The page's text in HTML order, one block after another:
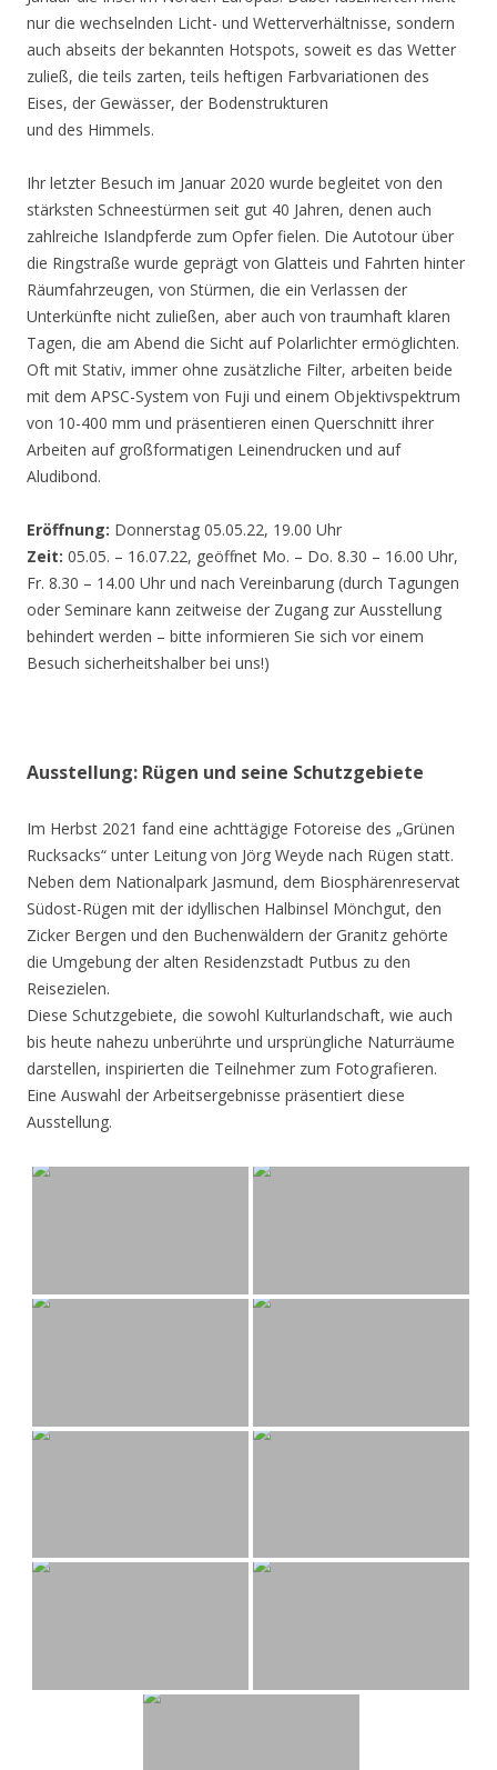
nur die wechselnden Licht- und Wetterverhältnisse, sondern
auch abseits der bekannten Hotspots, soweit es das Wetter
zuließ, die teils zarten, teils heftigen Farbvariationen des
Eises, der Gewässer, der Bodenstrukturen
und des Himmels.
Ihr letzter Besuch im Januar 2020 wurde begleitet von den
stärksten Schneestürmen seit gut 40 Jahren, denen auch
zahlreiche Islandpferde zum Opfer fielen. Die Autotour über
die Ringstraße wurde geprägt von Glatteis und Fahrten hinter
Räumfahrzeugen, von Stürmen, die ein Verlassen der
Unterkünfte nicht zuließen, aber auch von traumhaft klaren
Tagen, die am Abend die Sicht auf Polarlichter ermöglichten.
Oft mit Stativ, immer ohne zusätzliche Filter, arbeiten beide
mit dem APSC-System von Fuji und einem Objektivspektrum
von 10-400 mm und präsentieren einen Querschnitt ihrer
Arbeiten auf großformatigen Leinendrucken und auf
Aludibond.
Eröffnung: Donnerstag 05.05.22, 19.00 Uhr
Zeit: 05.05. – 16.07.22, geöffnet Mo. – Do. 8.30 – 16.00 Uhr,
Fr. 8.30 – 14.00 Uhr und nach Vereinbarung (durch Tagungen
oder Seminare kann zeitweise der Zugang zur Ausstellung
behindert werden – bitte informieren Sie sich vor einem
Besuch sicherheitshalber bei uns!)
Ausstellung: Rügen und seine Schutzgebiete
Im Herbst 2021 fand eine achttägige Fotoreise des „Grünen
Rucksacks“ unter Leitung von Jörg Weyde nach Rügen statt.
Neben dem Nationalpark Jasmund, dem Biosphärenreservat
Südost-Rügen mit der idyllischen Halbinsel Mönchgut, den
Zicker Bergen und den Buchenwäldern der Granitz gehörte
die Umgebung der alten Residenzstadt Putbus zu den
Reisezielen.
Diese Schutzgebiete, die sowohl Kulturlandschaft, wie auch
bis heute nahezu unberührte und ursprüngliche Naturräume
darstellen, inspirierten die Teilnehmer zum Fotografieren.
Eine Auswahl der Arbeitsergebnisse präsentiert diese
Ausstellung.